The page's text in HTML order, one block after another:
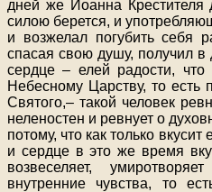
дней же Иоанна
силою берется, и
и возжелал погубить себя
спасая свою душу, получил
сердце – елей радости,
Небесному Царству, то есть
Святого,– такой человек
неленостен и ревнует о
потому, что как только
и сердце в это же время
возвеселяет,
внутренние чувства, то